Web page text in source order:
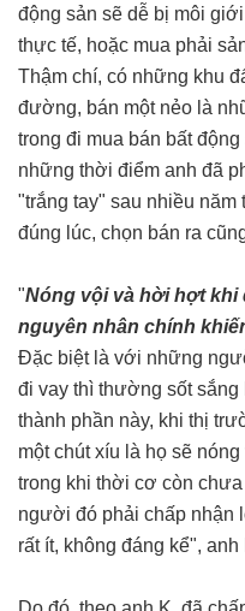
động sản sẽ dễ bị môi
thực tế, hoặc mua phải
Thậm chí, có những khu
đường, bán một nẻo là
trong đi mua bán bất
những thời điểm anh đã
"trắng tay" sau nhiều
đúng lúc, chọn bán ra
"Nóng vội và hời hợt khi
nguyên nhân chính
Đặc biệt là với những
đi vay thì thường sốt
thành phần này, khi thị
một chút xíu là họ sẽ
trong khi thời cơ còn
người đó phải chấp nhận
rất ít, không đáng kể", anh